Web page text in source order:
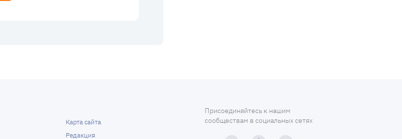
Карта сайта
Редакция
Присоединяйтесь к нашим
сообществам в социальных сетях